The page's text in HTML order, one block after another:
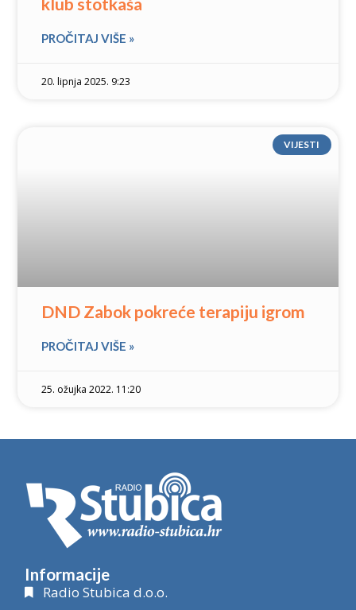
PROČITAJ VIŠE »
20. lipnja 2025. 9:23
VIJESTI
DND Zabok pokreće terapiju igrom
PROČITAJ VIŠE »
25. ožujka 2022. 11:20
Informacije
Radio Stubica d.o.o.